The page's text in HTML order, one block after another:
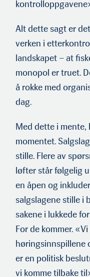
Alt dette sagt er
verken i
landskapet – at
monopol er truet.
å rokke med
dag.
Med dette i mente,
momentet.
stille. Flere av
løfter står følgelig
en åpen og
salgslagene stille i
sakene i lukkede
For de kommer.
høringsinnspillene
er en politisk
vi komme tilbake